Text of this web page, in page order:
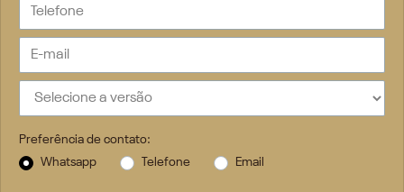
Preferência de contato:
Whatsapp
Telefone Email